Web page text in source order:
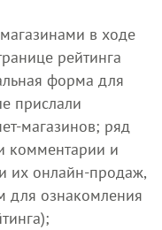
в ходе
рейтинга
форма для
прислали
магазинов; ряд
комментарии и
их онлайн-продаж,
для ознакомления